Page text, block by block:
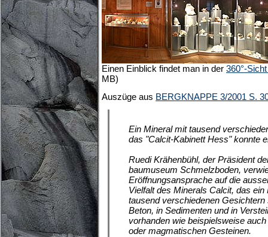
Einen Einblick findet man in der 360°-
MB)
Auszüge aus BERGKNAPPE 3/2001 S.
Ein Mineral mit tausend
das "Calcit-Kabinett Hess" konnte
Ruedi Krähenbühl, der Präsident
baumuseum Schmelzboden,
Eröffnungsansprache auf die
Vielfalt des Minerals Calcit, das ein
tausend verschiedenen
Beton, in Sedimenten und in
vorhanden wie beispielsweise
oder magmatischen Gesteinen.